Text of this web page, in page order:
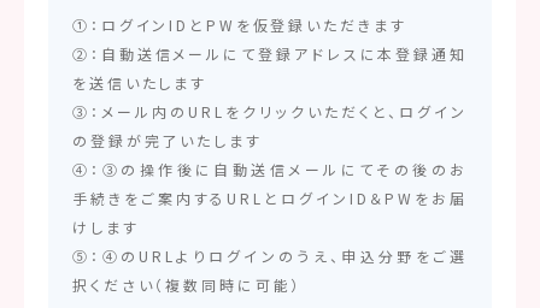
①：ログインIDとPWを仮登録いただきます
②：自動送信メールにて登録アドレスに本登録通知
を送信いたします
③：メール内のURLをクリックいただくと、ログイン
の登録が完了いたします
④：③の操作後に自動送信メールにてその後のお
手続きをご案内するURLとログインID＆PWをお届
けします
⑤：④のURLよりログインのうえ、申込分野をご選
択ください（複数同時に可能）